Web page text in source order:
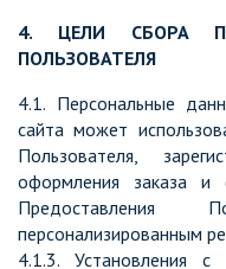
4. ЦЕЛИ СБОРА
ПОЛЬЗОВАТЕЛЯ
4.1. Персональные
сайта может
Пользователя,
оформления заказа и
Предоставления
персонализированным
4.1.3. Установления с